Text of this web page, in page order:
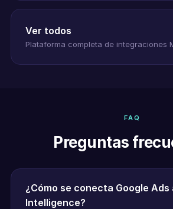
Ver todos
Plataforma completa de integraciones
FAQ
Preguntas
¿Cómo se conecta Google Ads
Intelligence?